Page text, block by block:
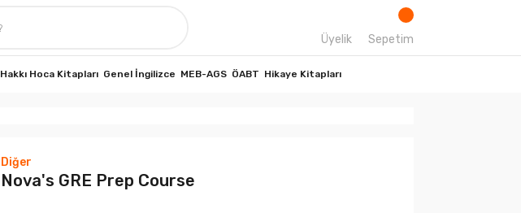
Üyelik Sepetim
Hakkı Hoca Kitapları Genel İngilizce MEB-AGS ÖABT Hikaye Kitapları
Diğer
Nova's GRE Prep Course